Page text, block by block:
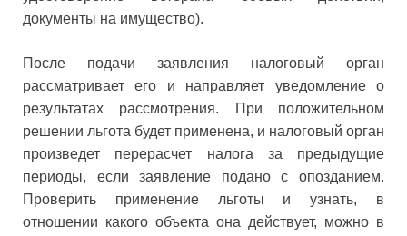
документы на имущество).
После подачи заявления налоговый орган
рассматривает его и направляет уведомление о
результатах рассмотрения. При положительном
решении льгота будет применена, и налоговый орган
произведет перерасчет налога за предыдущие
периоды, если заявление подано с опозданием.
Проверить применение льготы и узнать, в
отношении какого объекта она действует, можно в